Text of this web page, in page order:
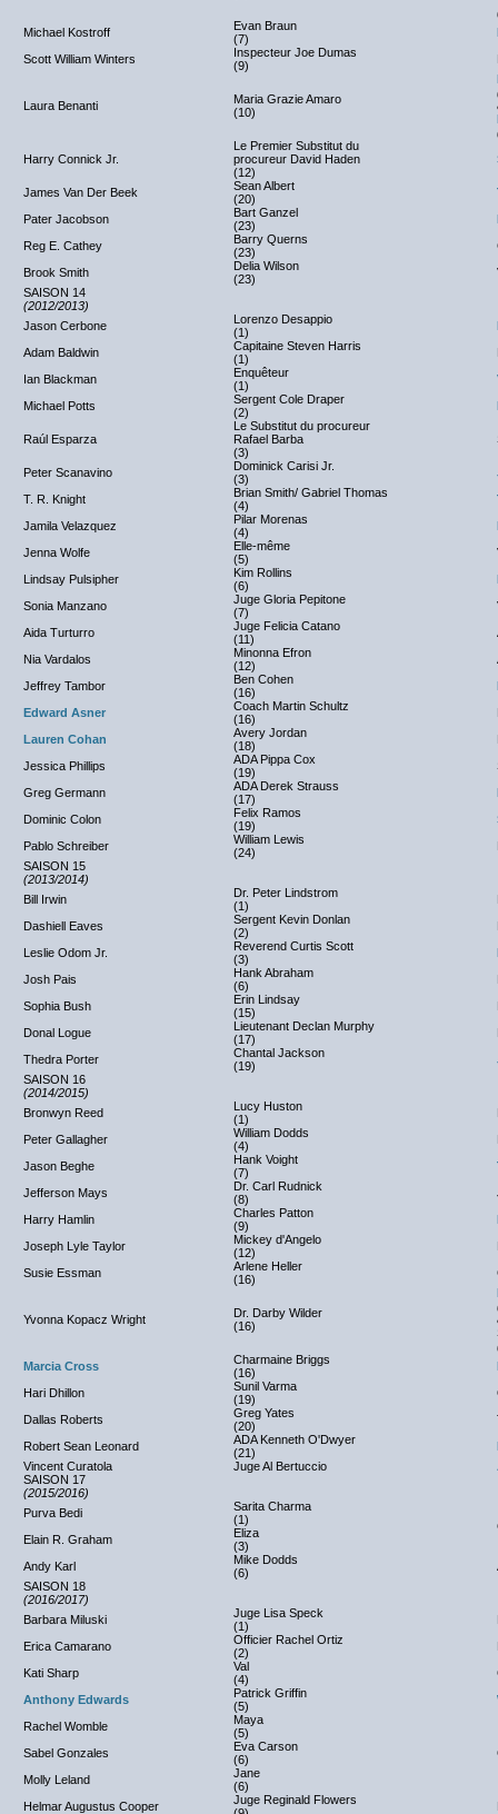
Michael Kostroff
Evan Braun
(7)
Scott William Winters
Inspecteur Joe Dumas
(9)
Laura Benanti
Maria Grazie Amaro
(10)
Harry Connick Jr.
Le Premier Substitut du
procureur David Haden
(12)
James Van Der Beek
Sean Albert
(20)
Pater Jacobson
Bart Ganzel
(23)
Reg E. Cathey
Barry Querns
(23)
Brook Smith
Delia Wilson
(23)
SAISON 14
(2012/2013)
Jason Cerbone
Lorenzo Desappio
(1)
Adam Baldwin
Capitaine Steven Harris
(1)
Ian Blackman
Enquêteur
(1)
Michael Potts
Sergent Cole Draper
(2)
Raúl Esparza
Le Substitut du procureur
Rafael Barba
(3)
Peter Scanavino
Dominick Carisi Jr.
(3)
T. R. Knight
Brian Smith/ Gabriel Thomas
(4)
Jamila Velazquez
Pilar Morenas
(4)
Jenna Wolfe
Elle-même
(5)
Lindsay Pulsipher
Kim Rollins
(6)
Sonia Manzano
Juge Gloria Pepitone
(7)
Aida Turturro
Juge Felicia Catano
(11)
Nia Vardalos
Minonna Efron
(12)
Jeffrey Tambor
Ben Cohen
(16)
Edward Asner
Coach Martin Schultz
(16)
Lauren Cohan
Avery Jordan
(18)
Jessica Phillips
ADA Pippa Cox
(19)
Greg Germann
ADA Derek Strauss
(17)
Dominic Colon
Felix Ramos
(19)
Pablo Schreiber
William Lewis
(24)
SAISON 15
(2013/2014)
Bill Irwin
Dr. Peter Lindstrom
(1)
Dashiell Eaves
Sergent Kevin Donlan
(2)
Leslie Odom Jr.
Reverend Curtis Scott
(3)
Josh Pais
Hank Abraham
(6)
Sophia Bush
Erin Lindsay
(15)
Donal Logue
Lieutenant Declan Murphy
(17)
Thedra Porter
Chantal Jackson
(19)
SAISON 16
(2014/2015)
Bronwyn Reed
Lucy Huston
(1)
Peter Gallagher
William Dodds
(4)
Jason Beghe
Hank Voight
(7)
Jefferson Mays
Dr. Carl Rudnick
(8)
Harry Hamlin
Charles Patton
(9)
Joseph Lyle Taylor
Mickey d'Angelo
(12)
Susie Essman
Arlene Heller
(16)
Yvonna Kopacz Wright
Dr. Darby Wilder
(16)
Marcia Cross
Charmaine Briggs
(16)
Hari Dhillon
Sunil Varma
(19)
Dallas Roberts
Greg Yates
(20)
Robert Sean Leonard
ADA Kenneth O'Dwyer
(21)
Vincent Curatola
Juge Al Bertuccio
SAISON 17
(2015/2016)
Purva Bedi
Sarita Charma
(1)
Elain R. Graham
Eliza
(3)
Andy Karl
Mike Dodds
(6)
SAISON 18
(2016/2017)
Barbara Miluski
Juge Lisa Speck
(1)
Erica Camarano
Officier Rachel Ortiz
(2)
Kati Sharp
Val
(4)
Anthony Edwards
Patrick Griffin
(5)
Rachel Womble
Maya
(5)
Sabel Gonzales
Eva Carson
(6)
Molly Leland
Jane
(6)
Helmar Augustus Cooper
Juge Reginald Flowers